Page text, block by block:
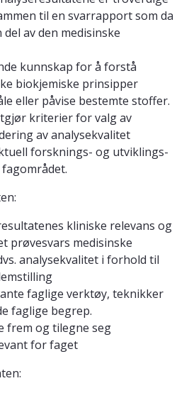
til en svarrapport som da
av den medisinske
kunnskap for å forstå
biokjemiske prinsipper
eller påvise bestemte stoffer.
kriterier for valg av
av analysekvalitet
forsknings- og utviklings-
kliniske relevans og
prøvesvars medisinske
analysekvalitet i forhold til
faglige verktøy, teknikker
faglige begrep.
frem og tilegne seg
for faget